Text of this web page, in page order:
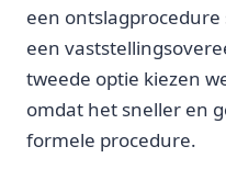
een ontslagprocedure
een
tweede optie kiezen
omdat het sneller en
formele procedure.